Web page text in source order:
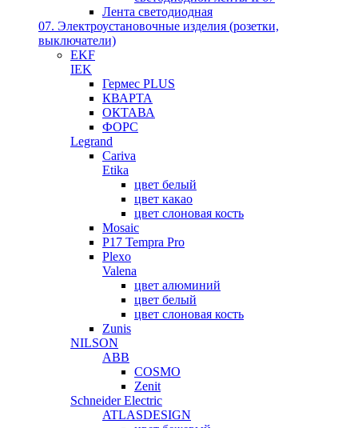
Лента светодиодная
07. Электроустановочные изделия (розетки,
выключатели)
EKF
IEK
Гермес PLUS
КВАРТА
ОКТАВА
ФОРС
Legrand
Cariva
Etika
цвет белый
цвет какао
цвет слоновая кость
Mosaic
P17 Tempra Pro
Plexo
Valena
цвет алюминий
цвет белый
цвет слоновая кость
Zunis
NILSON
ABB
COSMO
Zenit
Schneider Electric
ATLASDESIGN